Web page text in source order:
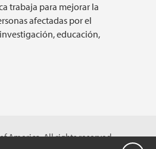
trabaja para mejorar la
afectadas por el
educación,
America. All rights reserved.